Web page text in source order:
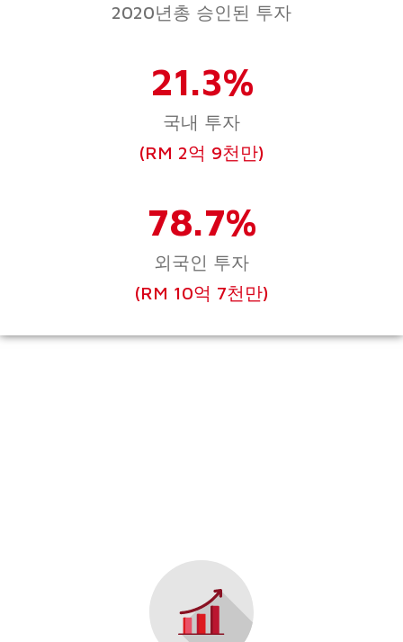
2020년총 승인된 투자
21.3%
국내 투자
(RM 2억 9천만)
78.7%
외국인 투자
(RM 10억 7천만)